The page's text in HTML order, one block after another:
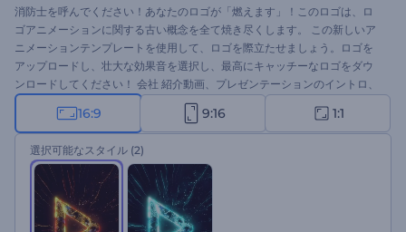
消防士を呼んでください！あなたのロゴが「燃えます」！このロゴは、ロ
ゴアニメーションに関する古い概念を全て焼き尽くします。 この新しいア
ニメーションテンプレートを使用して、ロゴを際立たせましょう。ロゴを
アップロードし、壮大な効果音を選択し、最高にキャッチーなロゴをダウ
ンロードしてください！ 会社 紹介動画、プレゼンテーションのイントロ、
テレビ コマーシャルなどに最適です。 すぐに試してみましょう！
16:9 9:16 1:1
選択可能なスタイル (2)